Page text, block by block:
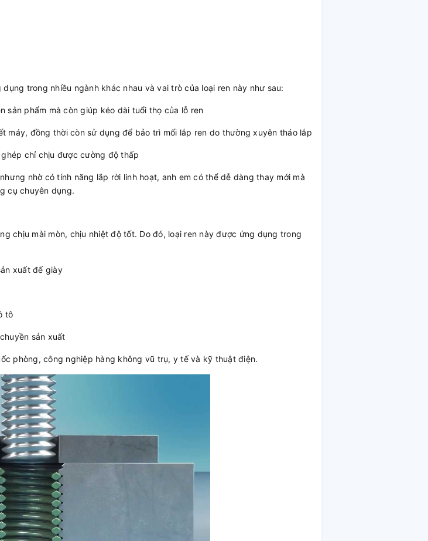
trong nhiều ngành khác nhau và vai trò của loại ren này như sau:
sản phẩm mà còn giúp kéo dài tuổi thọ của lỗ ren
máy, đồng thời còn sử dụng để bảo trì mối lắp ren do thường xuyên tháo lắp
chỉ chịu được cường độ thấp
nhờ có tính năng lắp rời linh hoạt, anh em có thể dễ dàng thay mới mà
cụ chuyên dụng.
chịu mài mòn, chịu nhiệt độ tốt. Do đó, loại ren này được ứng dụng trong
xuất đế giày
tô
sản xuất
phòng, công nghiệp hàng không vũ trụ, y tế và kỹ thuật điện.